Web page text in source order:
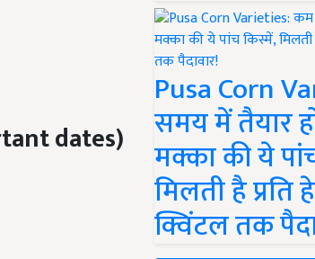
dates)
Pusa Corn
समय में तैयार
मक्का की ये
मिलती है प्रति
क्विंटल तक